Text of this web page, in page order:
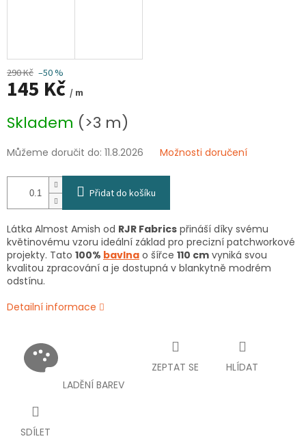
290 Kč –50 %
145 Kč / m
cena:
Skladem (>3 m)
Můžeme doručit do: 11.8.2026 Možnosti doručení
Přidat do košíku
Látka Almost Amish od RJR Fabrics přináší díky svému
květinovému vzoru ideální základ pro precizní patchworkové
projekty. Tato 100% bavlna o šířce 110 cm vyniká svou
kvalitou zpracování a je dostupná v blankytně modrém
odstínu.
Detailní informace
LADĚNÍ BAREV
ZEPTAT SE HLÍDAT
SDÍLET